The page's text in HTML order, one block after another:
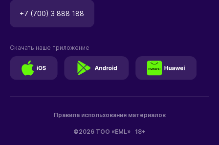
+7 (700) 3 888 188
©2026 ТОО «EML» 18+
Правила использования материалов
Скачать наше приложение